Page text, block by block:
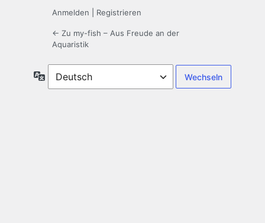
Anmelden Registrieren
← Zu my-fish – Aus Freude an der
Aquaristik
Sprache